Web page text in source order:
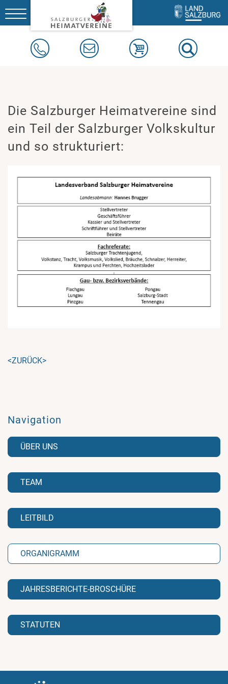
Toggle
navigation
Die Salzburger Heimatvereine sind
ein Teil der Salzburger Volkskultur
und so strukturiert:
<ZURÜCK>
Navigation
ÜBER UNS
TEAM
LEITBILD
ORGANIGRAMM
JAHRESBERICHTE-BROSCHÜRE
STATUTEN